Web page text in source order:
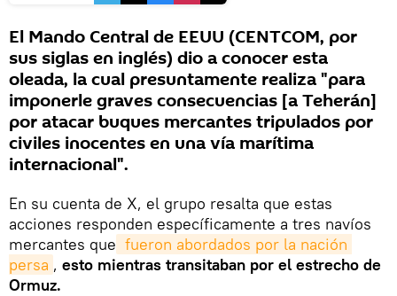
El Mando Central de EEUU (CENTCOM, por
sus siglas en inglés) dio a conocer esta
oleada, la cual presuntamente realiza "para
imponerle graves consecuencias [a Teherán]
por atacar buques mercantes tripulados por
civiles inocentes en una vía marítima
internacional".
En su cuenta de X, el grupo resalta que estas
acciones responden específicamente a tres navíos
mercantes que fueron abordados por la nación
persa , esto mientras transitaban por el estrecho de
Ormuz.